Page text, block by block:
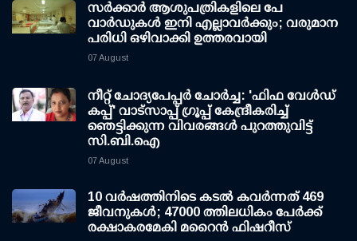
സര്‍ക്കാര്‍ ആശുപത്രികളിലെ പേ
വാര്‍ഡുകള്‍ ഇനി എല്ലാവര്‍ക്കും; വരുമാന
പരിധി ഒഴിവാക്കി ഉത്തരവായി
07 August
നീറ്റ് ചോദ്യപേപ്പര്‍ ചോര്‍ച്ച: 'ഫിഫ വേള്‍ഡ്
കപ്പ്' വാട്സാപ്പ് ഗ്രൂപ്പ് കേന്ദ്രീകരിച്ച്
ഞെട്ടിക്കുന്ന വിവരങ്ങള്‍ പുറത്തുവിട്ട്
സി.ബി.ഐ
07 August
10 വര്‍ഷത്തിനിടെ കടല്‍ കവര്‍ന്നത് 469
ജീവനുകള്‍; 47000 ത്തിലധികം പേര്‍ക്ക്
രക്ഷാകരമേകി മറൈന്‍ ഫിഷറീസ്